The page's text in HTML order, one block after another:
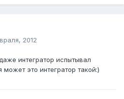
2012
интегратор испытывал
это интегратор такой:)